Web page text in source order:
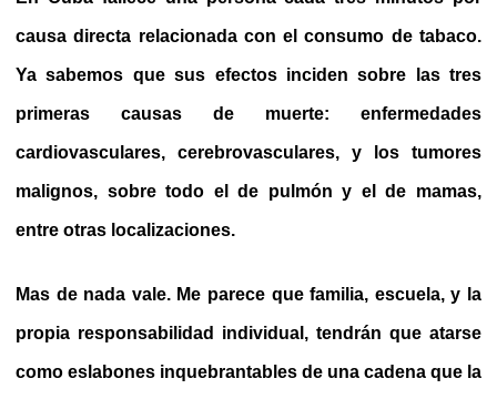
causa directa relacionada con el consumo de tabaco.
Ya sabemos que sus efectos inciden sobre las tres
primeras causas de muerte: enfermedades
cardiovasculares, cerebrovasculares, y los tumores
malignos, sobre todo el de pulmón y el de mamas,
entre otras localizaciones.
Mas de nada vale. Me parece que familia, escuela, y la
propia responsabilidad individual, tendrán que atarse
como eslabones inquebrantables de una cadena que la